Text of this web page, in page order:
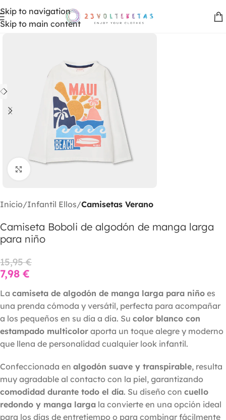
Skip to navigation
Skip to main content
Inicio Infantil Ellos Camisetas Verano
Camiseta Boboli de algodón de manga larga
para niño
15,95€
7,98 €
La camiseta de algodón de manga larga para niño es
una prenda cómoda y versátil, perfecta para acompañar
a los pequeños en su día a día. Su color blanco con
estampado multicolor aporta un toque alegre y moderno
que llena de personalidad cualquier look infantil.
Confeccionada en algodón suave y transpirable, resulta
muy agradable al contacto con la piel, garantizando
comodidad durante todo el día. Su diseño con cuello
redondo y manga larga la convierte en una opción ideal
para los días de entretiempo o para combinar fácilmente